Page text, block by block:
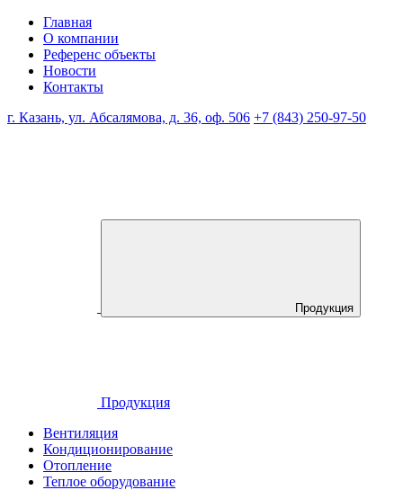
Главная
О компании
Референс объекты
Новости
Контакты
г. Казань, ул. Абсалямова, д. 36, оф. 506 +7 (843) 250-97-50
Продукция
Продукция
Вентиляция
Кондиционирование
Отопление
Теплое оборудование